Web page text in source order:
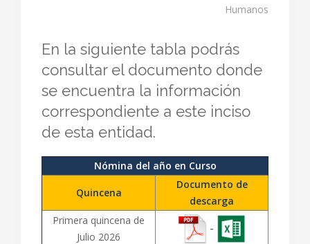
Humanos
En la siguiente tabla podrás
consultar el documento donde
se encuentra la información
correspondiente a este inciso
de esta entidad.
Nómina del año en Curso
Quincena
Documento de
descarga
Primera quincena de
Julio 2026
-